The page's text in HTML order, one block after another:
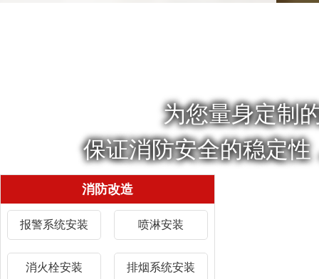
为您量身定制
保证消防安全的稳定
消防改造
报警系统安装 喷淋安装
消火栓安装 排烟系统安装